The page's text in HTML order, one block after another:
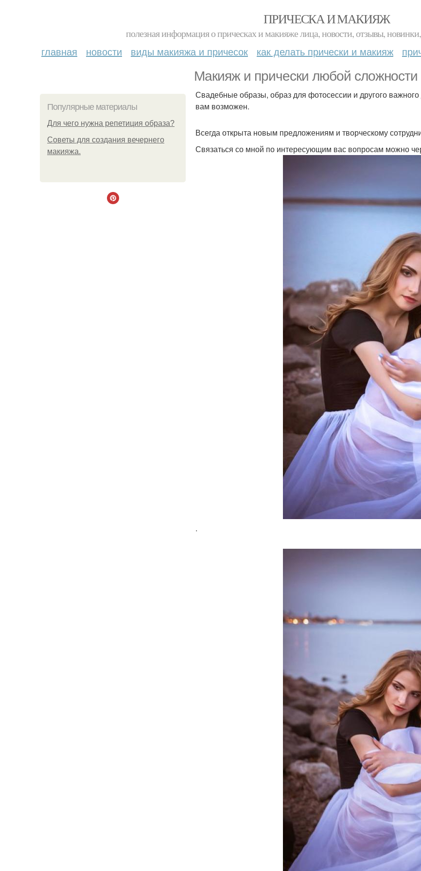
ПРИЧЕСКА И МАКИЯЖ
полезная информация о прическах и макияже лица, новости, отзывы,
главная новости виды макияжа и причесок как делать прически и макияж
Макияж и прически любой
Популярные материалы
Для чего нужна репетиция образа?
Советы для создания вечернего
макияжа.
Свадебные образы, образ для фотосессии и другого
вам возможен.
Всегда открыта новым предложениям и творческому
Связаться со мной по интересующим вас вопросам можно
.